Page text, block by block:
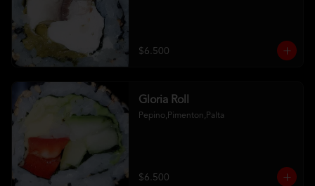
$6.500
Gloria Roll
Pepino,Pimenton,Palta
$6.500